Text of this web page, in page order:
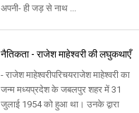
अपनी- ही जड़ से नाथ ...
नैतिकता - राजेश माहेश्वरी की लघुकथाएँ
- राजेश माहेश्वरीपरिचयराजेश माहेश्वरी का
जन्म मध्यप्रदेश के जबलपुर शहर में 31
जुलाई 1954 को हुआ था। उनके द्वारा